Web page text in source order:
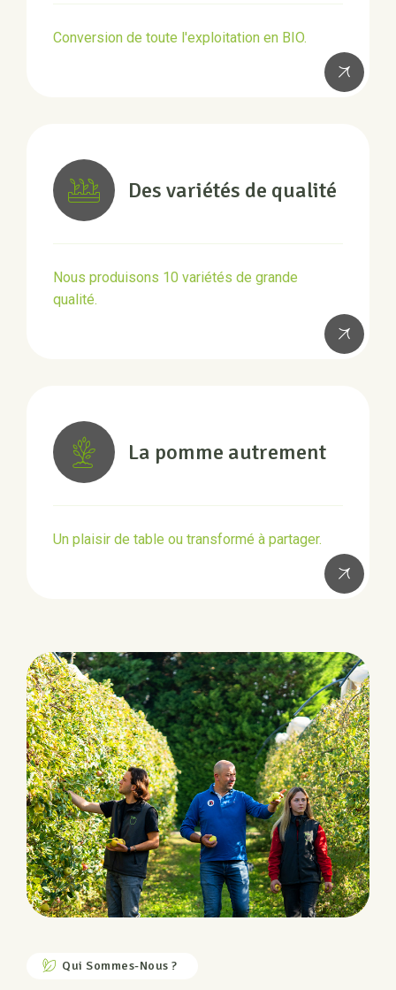
Conversion de toute l'exploitation en BIO.
Des variétés de qualité
Nous produisons 10 variétés de grande
qualité.
La pomme autrement
Un plaisir de table ou transformé à partager.
Qui Sommes-Nous ?